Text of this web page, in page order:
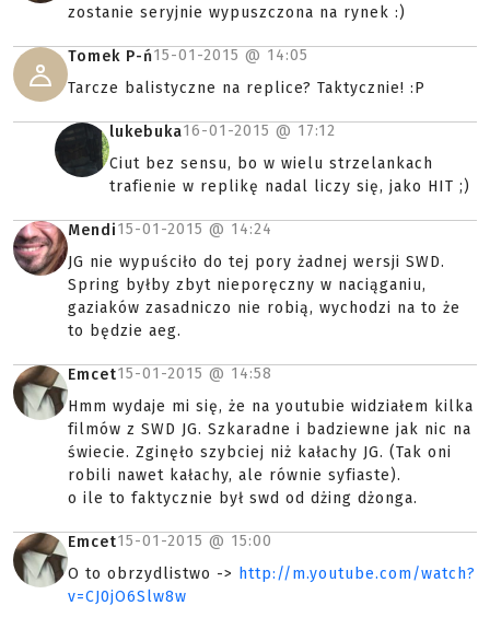
zostanie seryjnie wypuszczona na rynek :)
Tomek P-ń15-01-2015 @ 14:05
Tarcze balistyczne na replice? Taktycznie! :P
lukebuka16-01-2015 @ 17:12
Ciut bez sensu, bo w wielu strzelankach
trafienie w replikę nadal liczy się, jako HIT ;)
Mendi15-01-2015 @ 14:24
JG nie wypuściło do tej pory żadnej wersji SWD.
Spring byłby zbyt nieporęczny w naciąganiu,
gaziaków zasadniczo nie robią, wychodzi na to że
to będzie aeg.
Emcet15-01-2015 @ 14:58
Hmm wydaje mi się, że na youtubie widziałem kilka
filmów z SWD JG. Szkaradne i badziewne jak nic na
świecie. Zginęło szybciej niż kałachy JG. (Tak oni
robili nawet kałachy, ale równie syfiaste).
o ile to faktycznie był swd od dżing dżonga.
Emcet15-01-2015 @ 15:00
O to obrzydlistwo -> http://m.youtube.com/watch?
v=CJ0jO6Slw8w